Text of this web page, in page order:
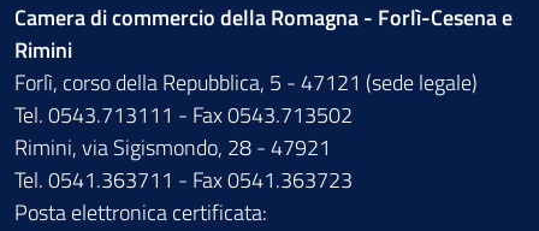
Camera di commercio della Romagna - Forlì-Cesena e
Rimini
Forlì, corso della Repubblica, 5 - 47121 (sede legale)
Tel. 0543.713111 - Fax 0543.713502
Rimini, via Sigismondo, 28 - 47921
Tel. 0541.363711 - Fax 0541.363723
Posta elettronica certificata: